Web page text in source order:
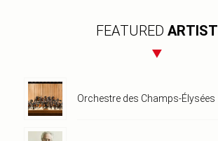
FEATURED ARTIST
Orchestre des Champs-Élysées